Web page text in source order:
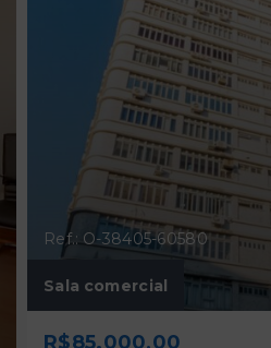
Ref.: O-38405-60580
Sala comercial
R$85.000,00